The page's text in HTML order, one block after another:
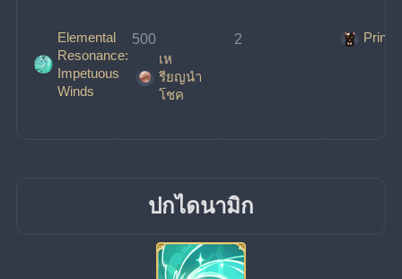
Elemental
Resonance:
Impetuous
Winds
500
เห
รียญนํา
โชค
2 Prince
ปกไดนามิก